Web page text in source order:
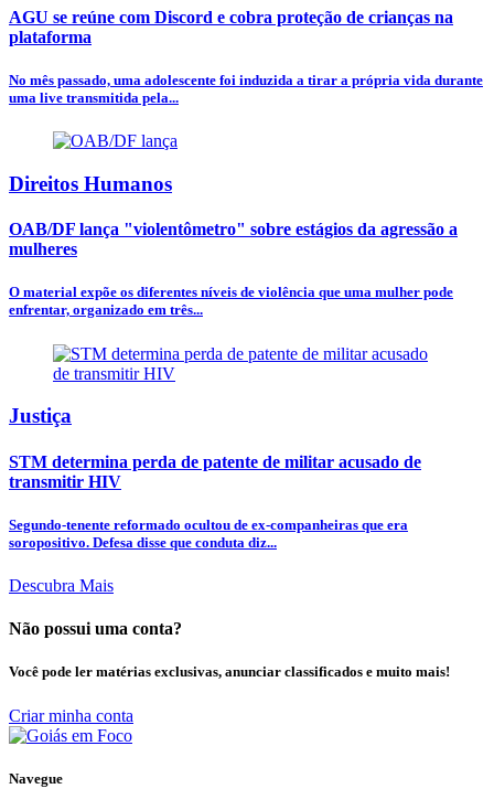
AGU se reúne com Discord e cobra proteção de crianças na
plataforma
No mês passado, uma adolescente foi induzida a tirar a própria vida durante
uma live transmitida pela...
Direitos Humanos
OAB/DF lança "violentômetro" sobre estágios da agressão a
mulheres
O material expõe os diferentes níveis de violência que uma mulher pode
enfrentar, organizado em três...
Justiça
STM determina perda de patente de militar acusado de
transmitir HIV
Segundo-tenente reformado ocultou de ex-companheiras que era
soropositivo. Defesa disse que conduta diz...
Descubra Mais
Não possui uma conta?
Você pode ler matérias exclusivas, anunciar classificados e muito mais!
Criar minha conta
Navegue